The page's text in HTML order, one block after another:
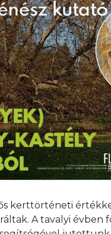
kerttörténeti
A tavalyi évben